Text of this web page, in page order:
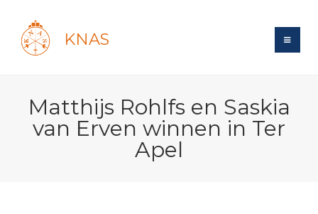
KNAS
Login
Bond
Bond
Schermen
Matthijs Rohlfs en Saskia
van Erven winnen in Ter
Apel